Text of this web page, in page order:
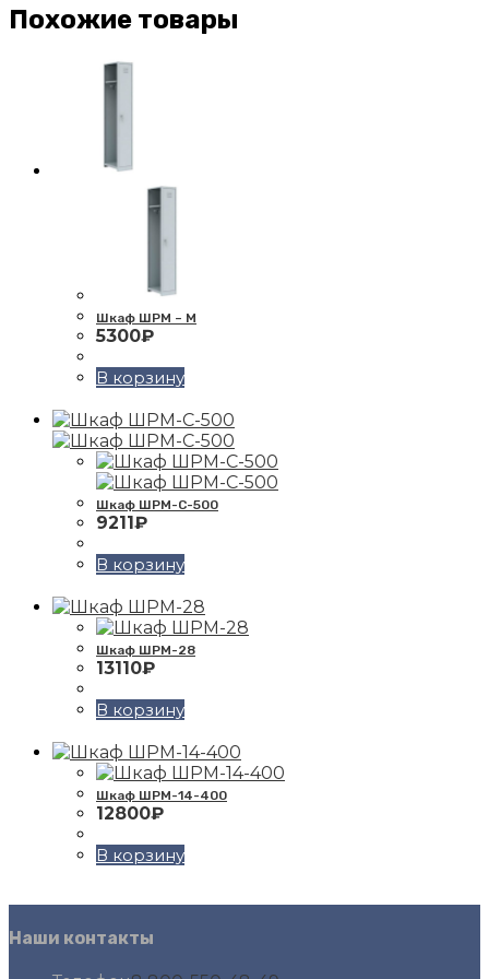
Похожие товары
Шкаф ШРМ – М
5300₽
В корзину
Шкаф ШРМ-С-500
9211₽
В корзину
Шкаф ШРМ-28
13110₽
В корзину
Шкаф ШРМ-14-400
12800₽
В корзину
Наши контакты